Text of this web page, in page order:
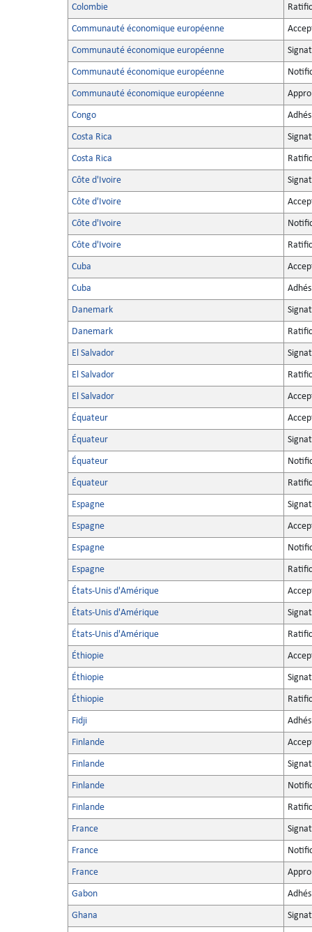
Colombie
Communauté économique européenne
Communauté économique européenne
Communauté économique européenne
Communauté économique européenne
Congo
Costa Rica
Costa Rica
Côte d'Ivoire
Côte d'Ivoire
Côte d'Ivoire
Côte d'Ivoire
Cuba
Cuba
Danemark
Danemark
El Salvador
El Salvador
El Salvador
Équateur
Équateur
Équateur
Équateur
Espagne
Espagne
Espagne
Espagne
États-Unis d'Amérique
États-Unis d'Amérique
États-Unis d'Amérique
Éthiopie
Éthiopie
Éthiopie
Fidji
Finlande
Finlande
Finlande
Finlande
France
France
France
Gabon
Ghana